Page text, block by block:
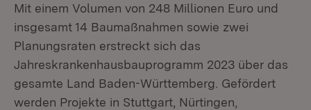
Mit einem Volumen von 248 Millionen Euro und
insgesamt 14 Baumaßnahmen sowie zwei
Planungsraten erstreckt sich das
Jahreskrankenhausbauprogramm 2023 über das
gesamte Land Baden-Württemberg. Gefördert
werden Projekte in Stuttgart, Nürtingen,